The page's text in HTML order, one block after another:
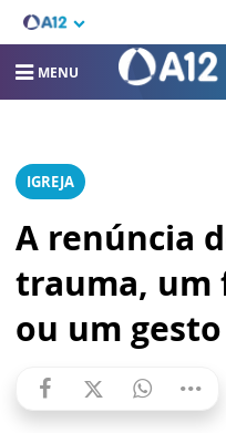
MENU
IGREJA
A renúncia
trauma, um
ou um